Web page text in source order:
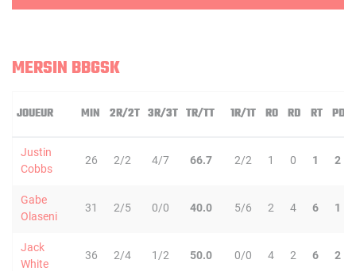
MERSIN BBGSK
JOUEUR MIN 2R/2T 3R/3T TR/TT 1R/1T RO RD RT PD
Justin
Cobbs
26 2/2 4/7 66.7 2/2 1 0 1 2
Gabe
Olaseni
31 2/5 0/0 40.0 5/6 2 4 6 1
Jack
White
36 2/4 1/2 50.0 0/0 4 2 6 2